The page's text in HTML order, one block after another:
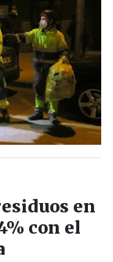
en
con el